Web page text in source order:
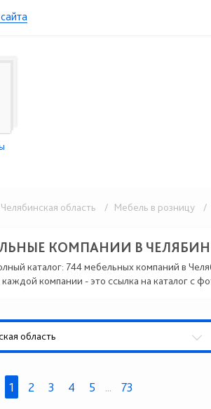
область / Мебель в розницу /
КОМПАНИИ В
каталог: 744 мебельных компаний в
компании - это ссылка на каталог с
область
1 2 3 4 5 ... 73